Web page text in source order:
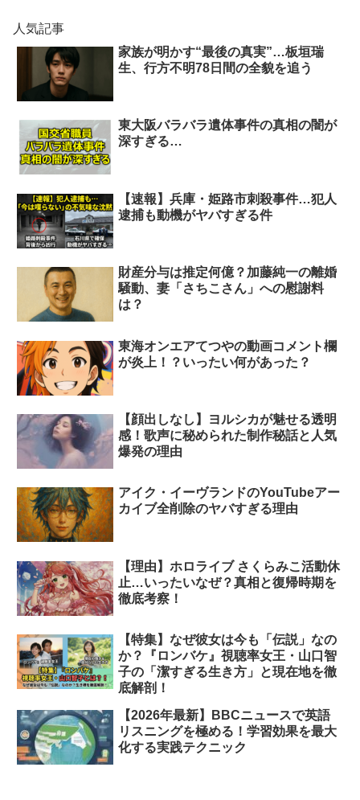
人気記事
家族が明かす“最後の真実”…板垣瑞
生、行方不明78日間の全貌を追う
東大阪バラバラ遺体事件の真相の闇が
深すぎる…
【速報】兵庫・姫路市刺殺事件…犯人
逮捕も動機がヤバすぎる件
財産分与は推定何億？加藤純一の離婚
騒動、妻「さちこさん」への慰謝料
は？
東海オンエアてつやの動画コメント欄
が炎上！？いったい何があった？
【顔出しなし】ヨルシカが魅せる透明
感！歌声に秘められた制作秘話と人気
爆発の理由
アイク・イーヴランドのYouTubeアー
カイブ全削除のヤバすぎる理由
【理由】ホロライブ さくらみこ活動休
止…いったいなぜ？真相と復帰時期を
徹底考察！
【特集】なぜ彼女は今も「伝説」なの
か？『ロンバケ』視聴率女王・山口智
子の「潔すぎる生き方」と現在地を徹
底解剖！
【2026年最新】BBCニュースで英語
リスニングを極める！学習効果を最大
化する実践テクニック